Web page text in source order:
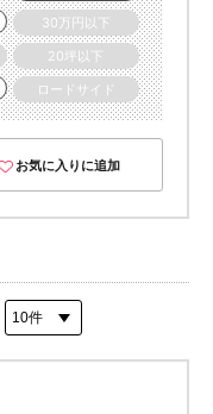
30万円以下
20坪以下
ロードサイド
お気に入りに追加